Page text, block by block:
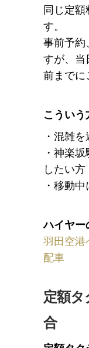
同じ定額
す。
事前予約
すが、当
前までに
こういう
・混雑
・神楽
したい方
・移動
ハイヤー
羽田空港
配車
定額
合